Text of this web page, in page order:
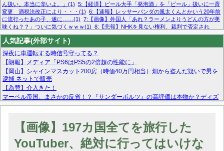
ん扱い。本当に辛いよ。」(1) 5:【経済】ビール大手「発泡酒」を「ビール」扱いに一斉
変更 酒税法改正により・・・(1) 6:【速報】レッサーパンダの風太くんとかいう20年前
に流行ったあの子、遂に……(1) 7:【画像】外国人「あれ？ラーメンよりうどんの方が美
味くね？？」ついに気づくｗｗｗ(1) 8:【悲報】NHKを見ない権利、裁判で否定され
る・・・(1) 9:欧州委員長「原発縮小は間違いでした」(1) 10:【悲報】日本企業の人手不
足、限界突破 52%「正社員も足りてません…」(1)
人気記事(外部サイト)
深夜に車運転する時信号守ってる？
【朗報】メディア「PS6はPS5の2倍超の性能に」
【岡山】シャインマスカット200房（時価40万円相当）畑から盗んだ疑いで男を
逮捕 ネットで販売
【為替】介入きた！
マーベル帝国、まさかの反省！？『サンダーボルツ』の高評価は本物か？ディズ
ニーCEOの「量より質」宣言の裏で渦巻くファンの本音とMCUの未来を徹底考
【モー娘。石田亜佑美】ファーストテイク出演も新規獲得ならず？北川莉央が1
【画像あり】FacebookとかTwitterで拾ったエロ画像貼ってくよ
【画像】197カ国全てを旅行した
YouTuber、絶対に行ってはいけな